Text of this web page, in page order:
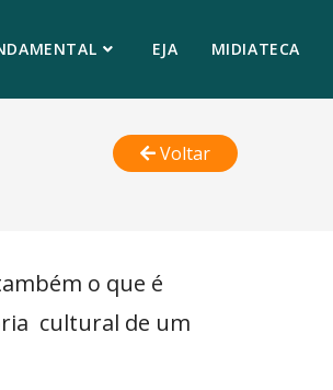
EJA MIDIATECA
Voltar
o que é
cultural de um